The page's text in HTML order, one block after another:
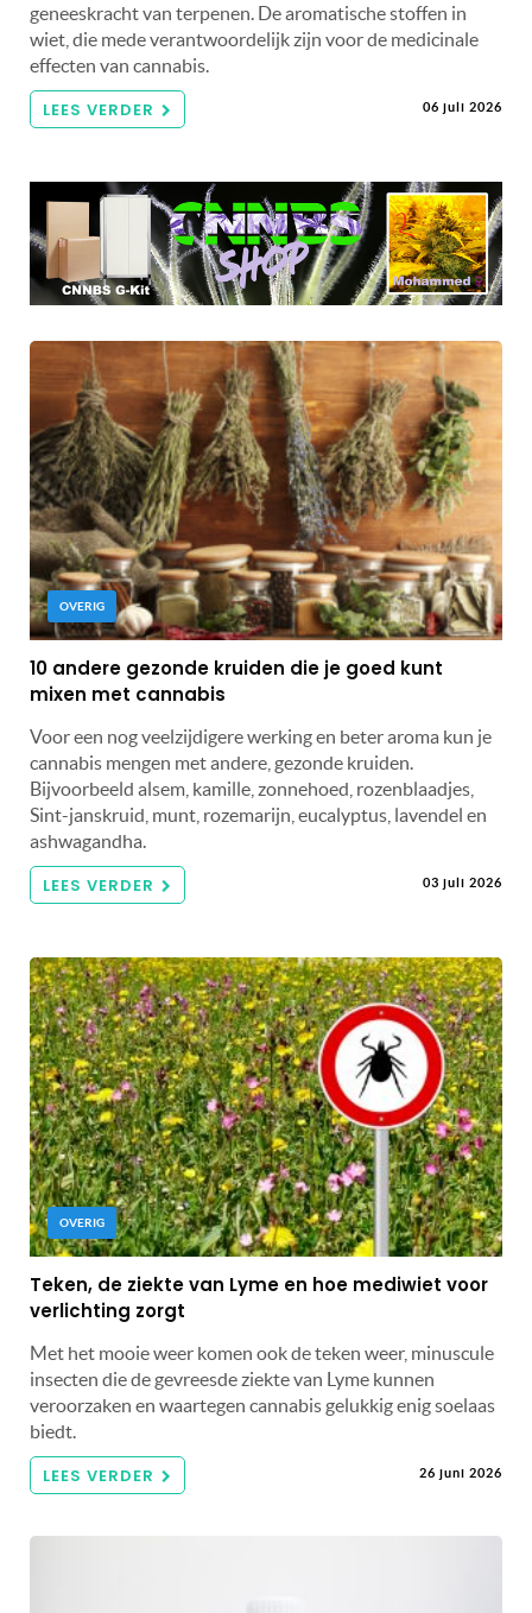
geneeskracht van terpenen. De aromatische stoffen in
wiet, die mede verantwoordelijk zijn voor de medicinale
effecten van cannabis.
LEES VERDER 06 juli 2026
OVERIG
10 andere gezonde kruiden die je goed kunt
mixen met cannabis
Voor een nog veelzijdigere werking en beter aroma kun je
cannabis mengen met andere, gezonde kruiden.
Bijvoorbeeld alsem, kamille, zonnehoed, rozenblaadjes,
Sint-janskruid, munt, rozemarijn, eucalyptus, lavendel en
ashwagandha.
LEES VERDER 03 juli 2026
OVERIG
Teken, de ziekte van Lyme en hoe mediwiet voor
verlichting zorgt
Met het mooie weer komen ook de teken weer, minuscule
insecten die de gevreesde ziekte van Lyme kunnen
veroorzaken en waartegen cannabis gelukkig enig soelaas
biedt.
LEES VERDER 26 juni 2026